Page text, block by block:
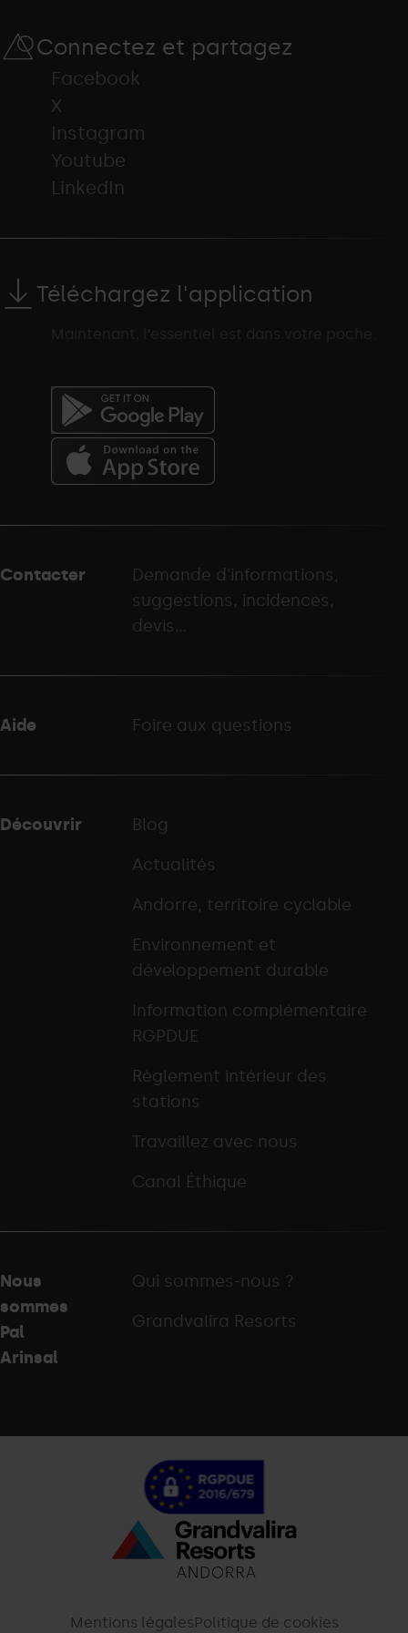
Connectez et partagez
Facebook
X
Instagram
Youtube
LinkedIn
Téléchargez l'application
del
-
Contacter
Demande d'informations,
suggestions, incidences,
devis...
Aide Foire aux questions
Découvrir
Blog
Actualités
Andorre, territoire cyclable
Environnement et
développement durable
Information complémentaire
RGPDUE
Règlement intérieur des
stations
Travaillez avec nous
Canal Éthique
Nous
sommes
Pal
Arinsal
Qui sommes-nous ?
Grandvalira Resorts
-
Politique de cookies
Mentions légales